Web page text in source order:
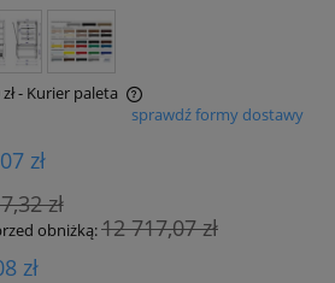
- Kurier paleta
kosztów płatności
sprawdź formy dostawy
zł
zł
obniżką:12 717,07 zł
zł